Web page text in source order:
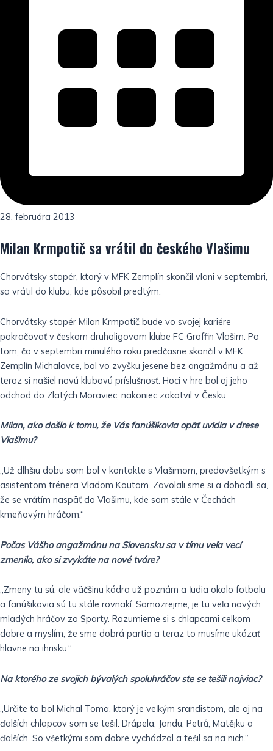
28. februára 2013
Milan Krmpotič sa vrátil do českého Vlašimu
Chorvátsky stopér, ktorý v MFK Zemplín skončil vlani v septembri,
sa vrátil do klubu, kde pôsobil predtým.
Chorvátsky stopér Milan Krmpotič bude vo svojej kariére
pokračovať v českom druholigovom klube FC Graffin Vlašim. Po
tom, čo v septembri minulého roku predčasne skončil v MFK
Zemplín Michalovce, bol vo zvyšku jesene bez angažmánu a až
teraz si našiel novú klubovú príslušnosť. Hoci v hre bol aj jeho
odchod do Zlatých Moraviec, nakoniec zakotvil v Česku.
Milan, ako došlo k tomu, že Vás fanúšikovia opäť uvidia v drese
Vlašimu?
„Už dlhšiu dobu som bol v kontakte s Vlašimom, predovšetkým s
asistentom trénera Vladom Koutom. Zavolali sme si a dohodli sa,
že se vrátím naspäť do Vlašimu, kde som stále v Čechách
kmeňovým hráčom.“
Počas Vášho angažmánu na Slovensku sa v tímu veľa vecí
zmenilo, ako si zvykáte na nové tváre?
„Zmeny tu sú, ale väčšinu kádra už poznám a ľudia okolo fotbalu
a fanúšikovia sú tu stále rovnakí. Samozrejme, je tu veľa nových
mladých hráčov zo Sparty. Rozumieme si s chlapcami celkom
dobre a myslím, že sme dobrá partia a teraz to musíme ukázať
hlavne na ihrisku.“
Na ktorého ze svojich bývalých spoluhráčov ste se tešili najviac?
„Určite to bol Michal Toma, ktorý je veľkým srandistom, ale aj na
ďalších chlapcov som se tešil: Drápela, Jandu, Petrů, Matějku a
ďalších. So všetkými som dobre vychádzal a tešil sa na nich.“